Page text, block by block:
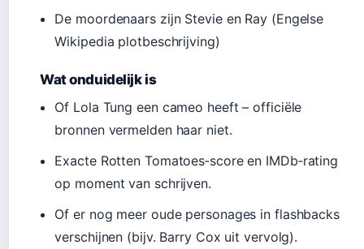
De moordenaars zijn Stevie en Ray (Engelse
Wikipedia plotbeschrijving)
Wat onduidelijk is
Of Lola Tung een cameo heeft – officiële
bronnen vermelden haar niet.
Exacte Rotten Tomatoes‑score en IMDb‑rating
op moment van schrijven.
Of er nog meer oude personages in flashbacks
verschijnen (bijv. Barry Cox uit vervolg).